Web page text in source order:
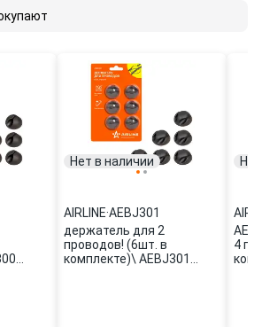
Нет в наличии
AIRLINE·AEBJ301
держатель для 2
проводов! (6шт. в
комплекте)\ AEBJ301
4